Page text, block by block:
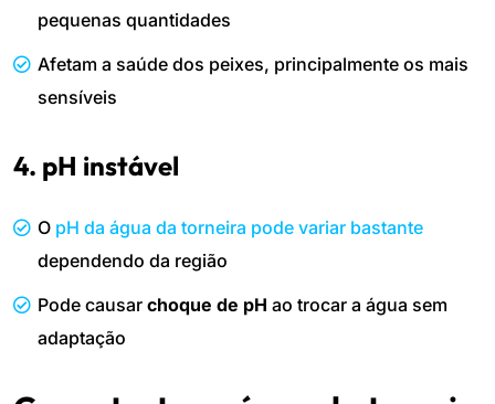
pequenas quantidades
Afetam a saúde dos peixes, principalmente os mais
sensíveis
4. pH instável
O pH da água da torneira pode variar bastante
dependendo da região
Pode causar choque de pH ao trocar a água sem
adaptação